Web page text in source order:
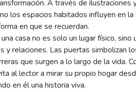
A través de ilustraciones
los espacios habitados influyen en la
en que se recuerdan.
casa no es solo un lugar físico, sino
y relaciones. Las puertas simbolizan
que surgen a lo largo de la vida.
al lector a mirar su propio hogar
en él una historia viva.